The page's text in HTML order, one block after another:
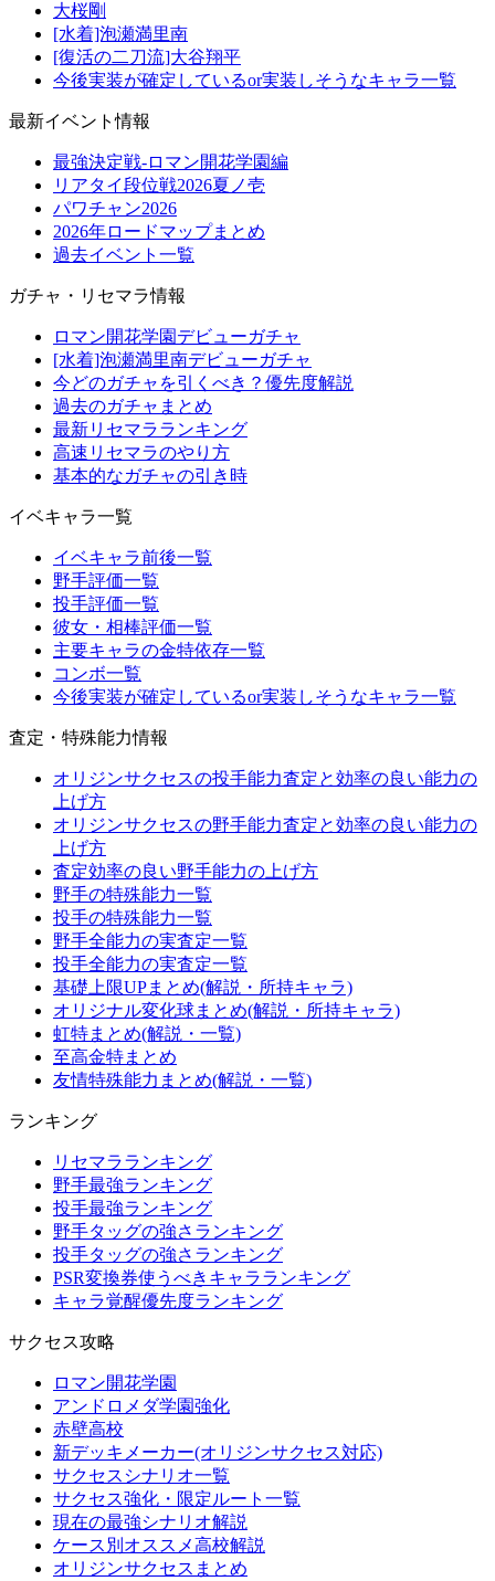
大桜剛
[水着]泡瀬満里南
[復活の二刀流]大谷翔平
今後実装が確定しているor実装しそうなキャラ一覧
最新イベント情報
最強決定戦-ロマン開花学園編
リアタイ段位戦2026夏ノ壱
パワチャン2026
2026年ロードマップまとめ
過去イベント一覧
ガチャ・リセマラ情報
ロマン開花学園デビューガチャ
[水着]泡瀬満里南デビューガチャ
今どのガチャを引くべき？優先度解説
過去のガチャまとめ
最新リセマラランキング
高速リセマラのやり方
基本的なガチャの引き時
イベキャラ一覧
イベキャラ前後一覧
野手評価一覧
投手評価一覧
彼女・相棒評価一覧
主要キャラの金特依存一覧
コンボ一覧
今後実装が確定しているor実装しそうなキャラ一覧
査定・特殊能力情報
オリジンサクセスの投手能力査定と効率の良い能力の
上げ方
オリジンサクセスの野手能力査定と効率の良い能力の
上げ方
査定効率の良い野手能力の上げ方
野手の特殊能力一覧
投手の特殊能力一覧
野手全能力の実査定一覧
投手全能力の実査定一覧
基礎上限UPまとめ(解説・所持キャラ)
オリジナル変化球まとめ(解説・所持キャラ)
虹特まとめ(解説・一覧)
至高金特まとめ
友情特殊能力まとめ(解説・一覧)
ランキング
リセマラランキング
野手最強ランキング
投手最強ランキング
野手タッグの強さランキング
投手タッグの強さランキング
PSR変換券使うべきキャラランキング
キャラ覚醒優先度ランキング
サクセス攻略
ロマン開花学園
アンドロメダ学園強化
赤壁高校
新デッキメーカー(オリジンサクセス対応)
サクセスシナリオ一覧
サクセス強化・限定ルート一覧
現在の最強シナリオ解説
ケース別オススメ高校解説
オリジンサクセスまとめ